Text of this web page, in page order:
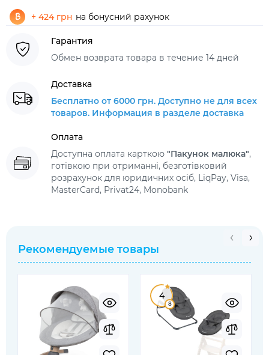
+ 424 грн на бонусний рахунок
Гарантия
Обмен возврата товара в течение 14 дней
Доставка
Бесплатно от 6000 грн. Доступно не для всех
товаров. Информация в разделе доставка
Оплата
Доступна оплата карткою "Пакунок малюка",
готівкою при отриманні, безготівковий
розрахунок для юридичних осіб, LiqPay, Visa,
MasterCard, Privat24, Monobank
Рекомендуемые товары
4
8